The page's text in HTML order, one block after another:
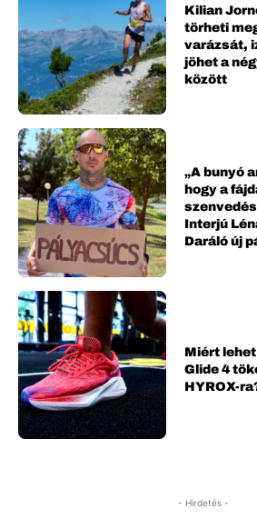
Kilian
törheti
varázsát,
jöhet a
között
„A bunyó
hogy a
Interjú
Daráló új
Miért
Glide 4
HYROX-
- Hirdetés -